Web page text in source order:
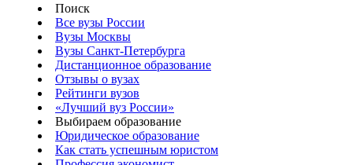
Поиск
Все вузы России
Вузы Москвы
Вузы Санкт-Петербурга
Дистанционное образование
Отзывы о вузах
Рейтинги вузов
«Лучший вуз России»
Выбираем образование
Юридическое образование
Как стать успешным юристом